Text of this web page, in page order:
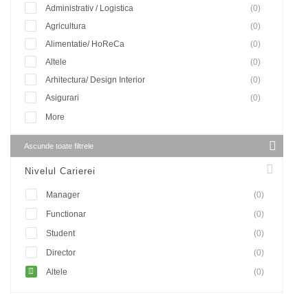
Administrativ / Logistica
(0)
Agricultura
(0)
Alimentatie/ HoReCa
(0)
Altele
(0)
Arhitectura/ Design Interior
(0)
Asigurari
(0)
More
Ascunde toate filtrele
Nivelul Carierei
Manager
(0)
Functionar
(0)
Student
(0)
Director
(0)
Altele
(0)